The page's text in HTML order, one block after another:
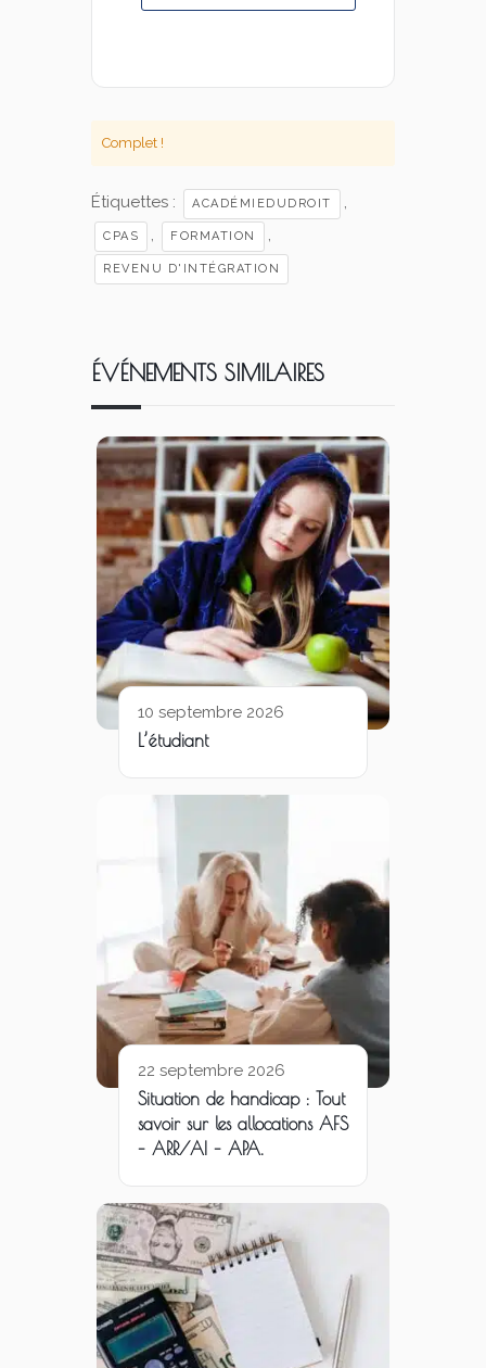
Complet !
Étiquettes : ACADÉMIEDUDROIT ,
CPAS , FORMATION ,
REVENU D'INTÉGRATION
ÉVÉNEMENTS SIMILAIRES
10 septembre 2026
L’étudiant
22 septembre 2026
Situation de handicap : Tout
savoir sur les allocations AFS
– ARR/AI – APA.